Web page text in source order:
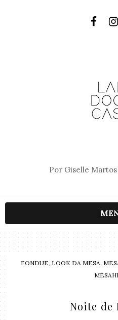
Por Giselle
FONDUE, LOOK DA MESA,
Noite de